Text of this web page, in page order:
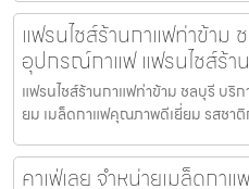
แฟรนไชส์ร้านกาแฟท่าข้าม
อุปกรณ์กาแฟ แฟรนไชส์ร้า
แฟรนไชส์ร้านกาแฟท่าข้าม ชลบุรี บริ
ยม เมล็ดกาแฟคุณภาพดีเยี่ยม รสชาติ
คาเฟ่เลย จำหน่ายเมล็ดก